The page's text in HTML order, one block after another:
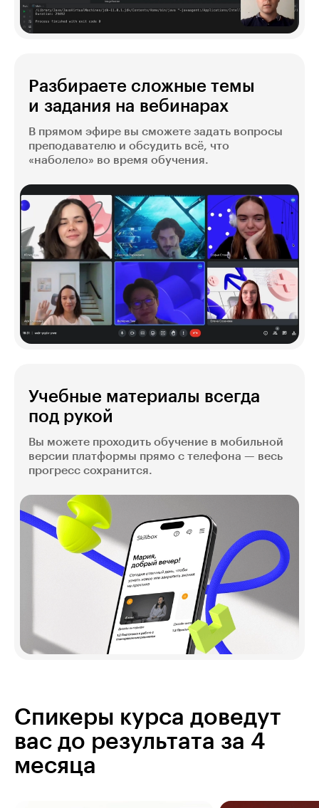
Разбираете сложные темы
и задания на вебинарах
В прямом эфире вы сможете задать вопросы
преподавателю и обсудить всё, что
«наболело» во время обучения.
Учебные материалы всегда
под рукой
Вы можете проходить обучение в мобильной
версии платформы прямо с телефона — весь
прогресс сохранится.
Спикеры курса доведут
вас до результата за 4
месяца